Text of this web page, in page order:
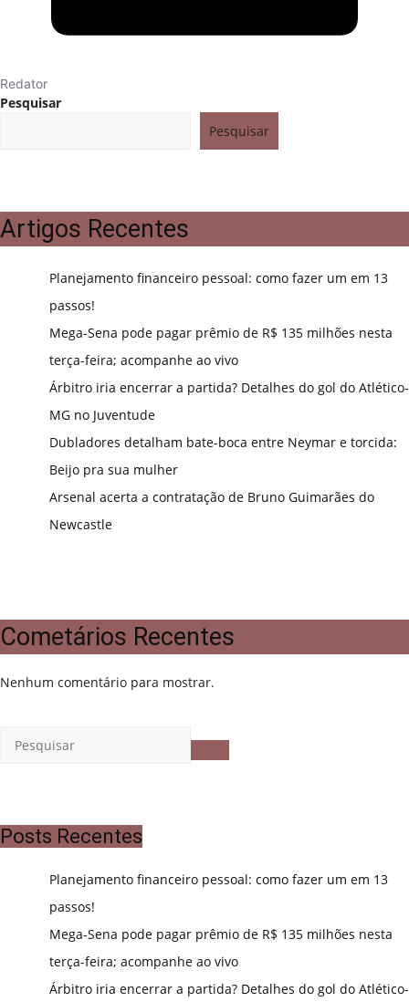
Redator
Pesquisar
Pesquisar
Artigos Recentes
Planejamento financeiro pessoal: como fazer um em 13
passos!
Mega-Sena pode pagar prêmio de R$ 135 milhões nesta
terça-feira; acompanhe ao vivo
Árbitro iria encerrar a partida? Detalhes do gol do Atlético-
MG no Juventude
Dubladores detalham bate-boca entre Neymar e torcida:
Beijo pra sua mulher
Arsenal acerta a contratação de Bruno Guimarães do
Newcastle
Cometários Recentes
Nenhum comentário para mostrar.
Posts Recentes
Planejamento financeiro pessoal: como fazer um em 13
passos!
Mega-Sena pode pagar prêmio de R$ 135 milhões nesta
terça-feira; acompanhe ao vivo
Árbitro iria encerrar a partida? Detalhes do gol do Atlético-